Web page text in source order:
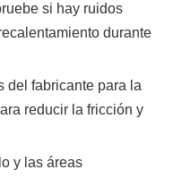
si hay ruidos
durante
del fabricante para la
reducir la fricción y
y las áreas